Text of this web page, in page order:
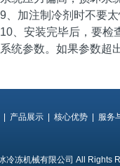
加注制冷剂 时不要
安装完毕后，要检查
统参数。如果参数超
产品展示 核心优势 服务
冷冻机械有限公司 All Rights